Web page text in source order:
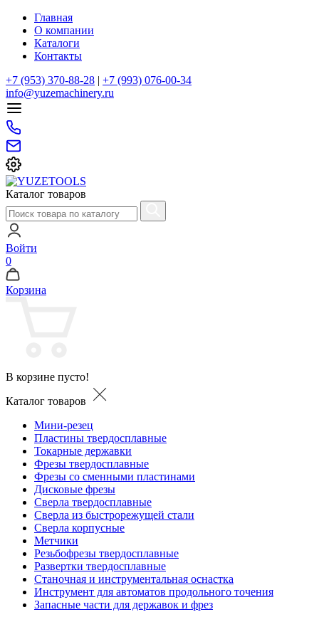
Главная
О компании
Каталоги
Контакты
+7 (953) 370-88-28 | +7 (993) 076-00-34
info@yuzemachinery.ru
Каталог товаров
Войти
0
Корзина
В корзине пусто!
Каталог товаров
Мини-резец
Пластины твердосплавные
Токарные державки
Фрезы твердосплавные
Фрезы со сменными пластинами
Дисковые фрезы
Сверла твердосплавные
Сверла из быстрорежущей стали
Сверла корпусные
Метчики
Резьбофрезы твердосплавные
Развертки твердосплавные
Станочная и инструментальная оснастка
Инструмент для автоматов продольного точения
Запасные части для державок и фрез